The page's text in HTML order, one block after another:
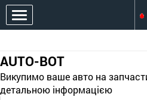
AUTO-BOT
Викупимо ваше авто на
детальною інформацією